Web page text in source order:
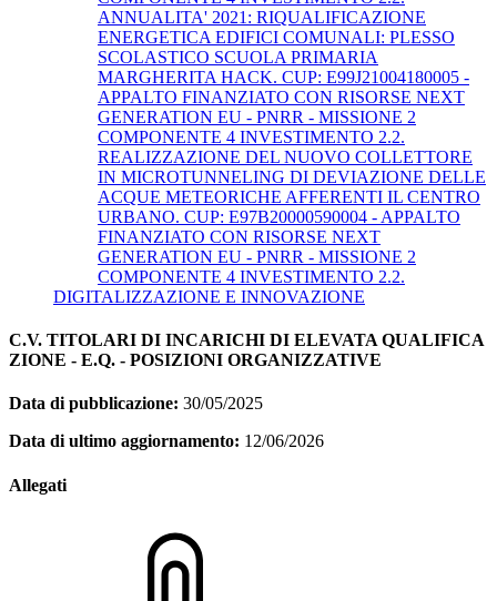
ANNUALITA' 2021: RIQUALIFICAZIONE
ENERGETICA EDIFICI COMUNALI: PLESSO
SCOLASTICO SCUOLA PRIMARIA
MARGHERITA HACK. CUP: E99J21004180005 -
APPALTO FINANZIATO CON RISORSE NEXT
GENERATION EU - PNRR - MISSIONE 2
COMPONENTE 4 INVESTIMENTO 2.2.
REALIZZAZIONE DEL NUOVO COLLETTORE
IN MICROTUNNELING DI DEVIAZIONE DELLE
ACQUE METEORICHE AFFERENTI IL CENTRO
URBANO. CUP: E97B20000590004 - APPALTO
FINANZIATO CON RISORSE NEXT
GENERATION EU - PNRR - MISSIONE 2
COMPONENTE 4 INVESTIMENTO 2.2.
DIGITALIZZAZIONE E INNOVAZIONE
C.V. TITOLARI DI INCARICHI DI ELEVATA QUALIFICA
ZIONE - E.Q. - POSIZIONI ORGANIZZATIVE
Data di pubblicazione: 30/05/2025
Data di ultimo aggiornamento: 12/06/2026
Allegati